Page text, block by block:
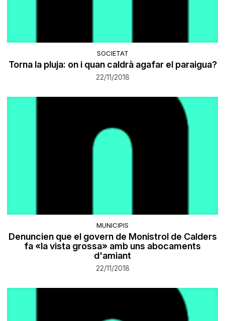
SOCIETAT
Torna la pluja: on i quan caldrà agafar el paraigua?
22/11/2018
MUNICIPIS
Denuncien que el govern de Monistrol de Calders
fa «la vista grossa» amb uns abocaments
d'amiant
22/11/2018